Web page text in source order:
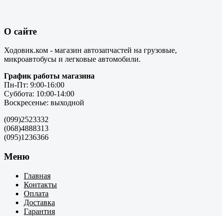
О сайте
Ходовик.ком - магазин автозапчастей на грузовые,
микроавтобусы и легковые автомобили.
График работы магазина
Пн-Пт: 9:00-16:00
Суббота: 10:00-14:00
Воскресенье: выходной
(099)2523332
(068)4888313
(095)1236366
Меню
Главная
Контакты
Оплата
Доставка
Гарантия